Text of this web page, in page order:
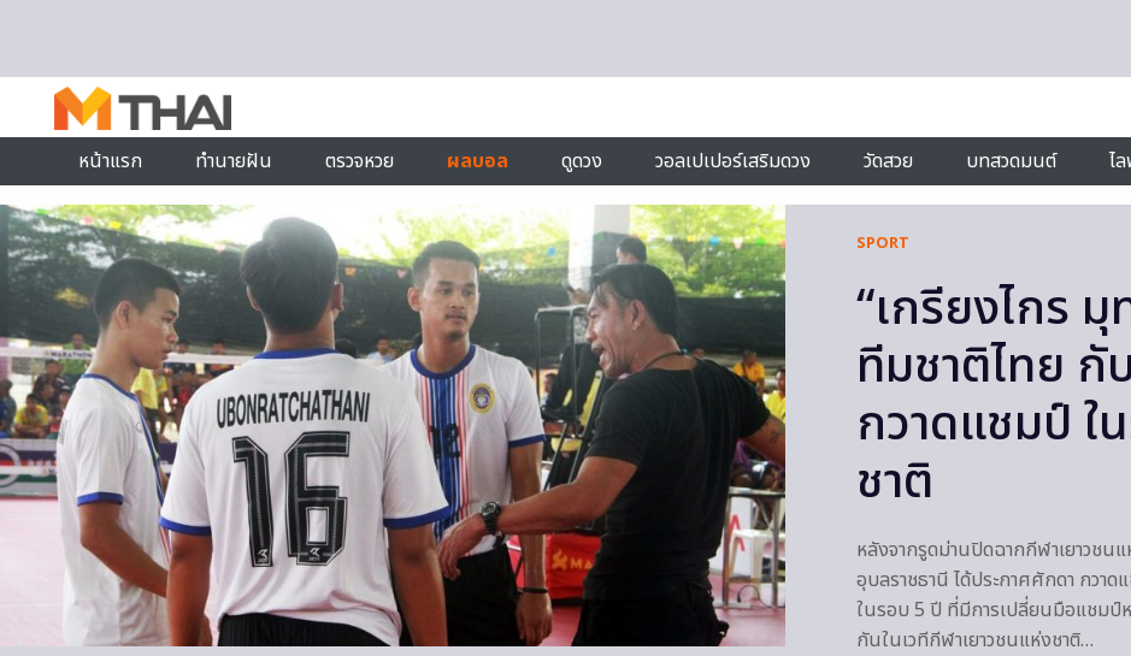
หน้าแรก
ทำนายฝัน ตรวจหวย ผลบอล ดูดวง วอลเปเปอร์เสริมดวง วัดสวย บทสวดมนต์ ไ
SPORT
“เกรียงไกร
ทีมชาติไทย กั
กวาดแชมป์ ใ
ชาติ
หลังจากรูดม่านปิดฉากกีฬาเยาวชน
อุบลราชธานี ได้ประกาศศักดา กวา
ในรอบ 5 ปี ที่มีการเปลี่ยนมือแชม
กันในเวทีกีฬาเยาวชนแห่งชาติ…